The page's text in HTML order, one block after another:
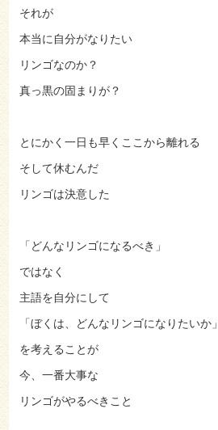
それが
本当に自分がなりたい
リンゴなのか？
真っ黒の固まりが？
とにかく一日も早くここから離れる
そして休むんだ
リンゴは決意した
「どんなリンゴになるべき」
ではなく
主語を自分にして
「ぼくは、どんなリンゴになりたいか」
を考えることが
今、一番大事な
リンゴがやるべきこと